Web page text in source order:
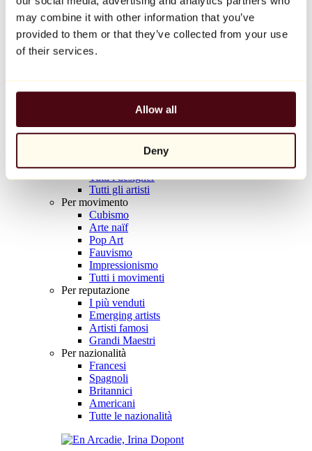
may combine it with other information that you’ve
provided to them or that they’ve collected from your use
of their services.
Allow all
Deny
Balloon Dog (Orange)
Jeff Koons
10.000 €
Artisti
Tutti i pittori
Tutti i fotografi
Tutti i disegnatori
Tutti i designer
Tutti gli artisti
Per movimento
Cubismo
Arte naïf
Pop Art
Fauvismo
Impressionismo
Tutti i movimenti
Per reputazione
I più venduti
Emerging artists
Artisti famosi
Grandi Maestri
Per nazionalità
Francesi
Spagnoli
Britannici
Americani
Tutte le nazionalità